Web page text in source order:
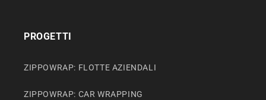
PROGETTI
ZIPPOWRAP: FLOTTE AZIENDALI
ZIPPOWRAP: CAR WRAPPING